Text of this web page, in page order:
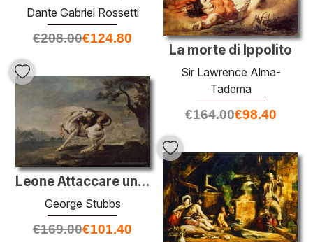
Dante Gabriel Rossetti
€208.00€124.80
La morte di Ippolito
Sir Lawrence Alma-
Tadema
€164.00€98.40
Leone Attaccare un cavallo
George Stubbs
€169.00€101.40